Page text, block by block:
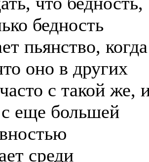
бедность
пьянство, когда
оно в других
с такой же,
с еще большей
среди